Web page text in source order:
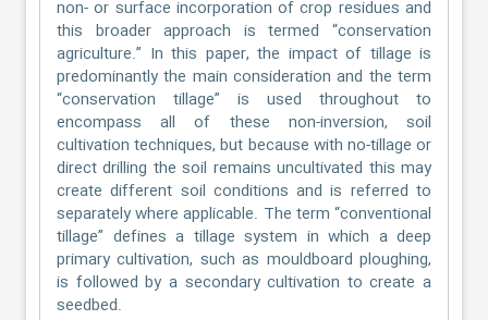
non- or surface incorporation of crop residues and
this broader approach is termed “conservation
agriculture.” In this paper, the impact of tillage is
predominantly the main consideration and the term
“conservation tillage” is used throughout to
encompass all of these non-inversion, soil
cultivation techniques, but because with no-tillage or
direct drilling the soil remains uncultivated this may
create different soil conditions and is referred to
separately where applicable. The term “conventional
tillage” defines a tillage system in which a deep
primary cultivation, such as mouldboard ploughing,
is followed by a secondary cultivation to create a
seedbed.